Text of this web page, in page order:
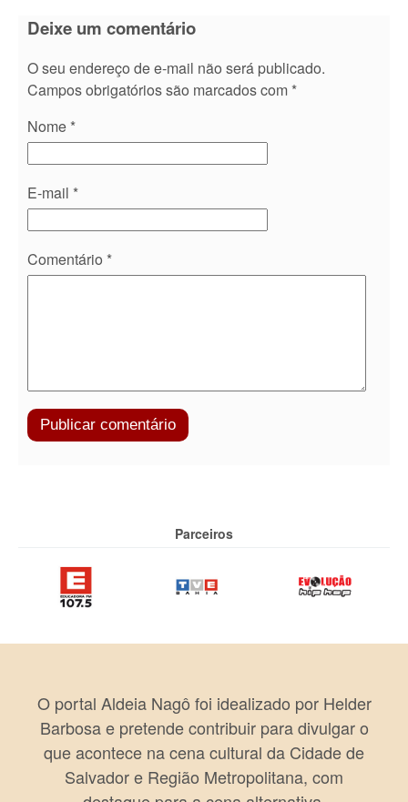
Deixe um comentário
O seu endereço de e-mail não será publicado.
Campos obrigatórios são marcados com *
Nome *
E-mail *
Comentário *
Parceiros
O portal Aldeia Nagô foi idealizado por Helder
Barbosa e pretende contribuir para divulgar o
que acontece na cena cultural da Cidade de
Salvador e Região Metropolitana, com